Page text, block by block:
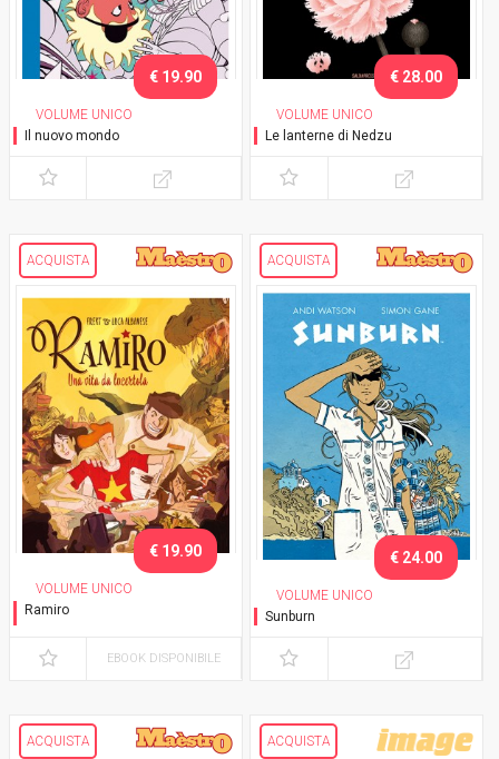
VOLUME UNICO
Il nuovo mondo
€ 19.90
VOLUME UNICO
Le lanterne di Nedzu
€ 28.00
ACQUISTA
VOLUME UNICO
Ramiro
€ 19.90
EBOOK DISPONIBILE
ACQUISTA
VOLUME UNICO
Sunburn
€ 24.00
ACQUISTA ACQUISTA